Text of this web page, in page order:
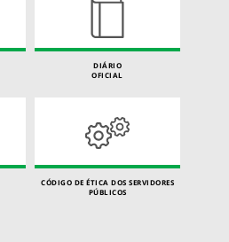
DIÁRIO
OFICIAL
CÓDIGO DE ÉTICA DOS SERVIDORES
PÚBLICOS